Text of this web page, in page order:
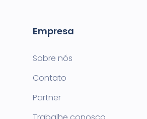
Empresa
Sobre nós
Contato
Partner